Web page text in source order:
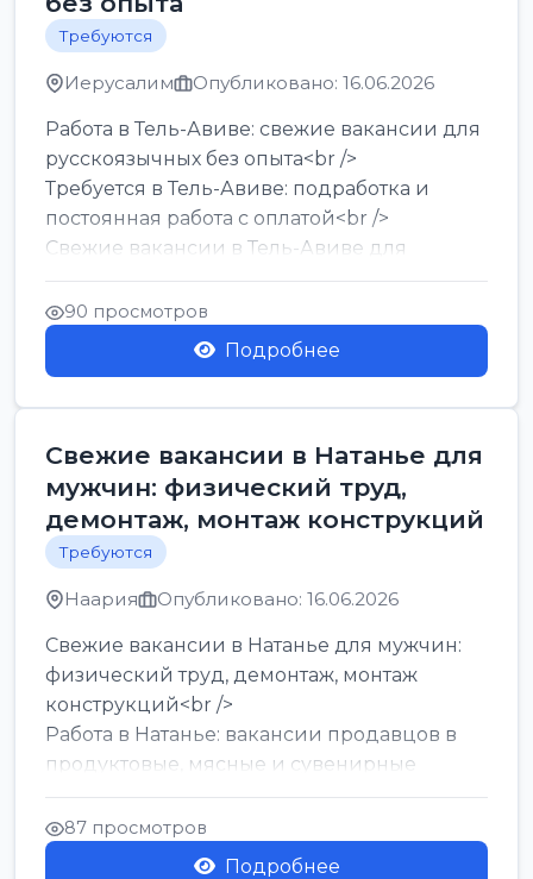
Требуются
Иерусалим Опубликовано: 16.06.2026
Работа в Тель-Авиве: свежие вакансии для
русскоязычных без опыта<br />
Требуется в Тель-Авиве: подработка и
постоянная работа с оплатой<br />
Свежие вакансии в Тель-Авиве для
мужчин и женщин от хозя...
90 просмотров
Подробнее
Свежие вакансии в Натанье для
мужчин: физический труд,
демонтаж, монтаж конструкций
Требуются
Наария Опубликовано: 16.06.2026
Свежие вакансии в Натанье для мужчин:
физический труд, демонтаж, монтаж
конструкций<br />
Работа в Натанье: вакансии продавцов в
продуктовые, мясные и сувенирные
лавки<br />
Разнорабочий на сборку м...
87 просмотров
Подробнее